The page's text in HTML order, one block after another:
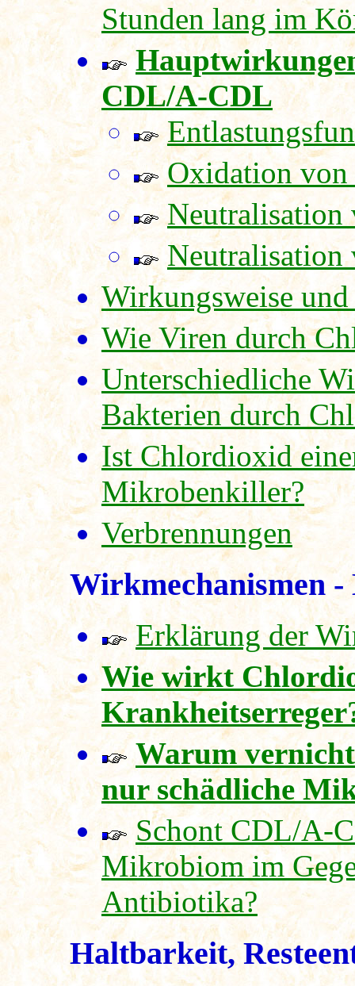
Stunden lang im
CDL/A-CDL
Oxidation von
Neutralisation
Wirkungsweise
Wie Viren durch
Unterschiedliche
Bakterien durch
Ist Chlordioxid
Mikrobenkiller?
Verbrennungen
Wirkmechanismen
Erklärung der
Wie wirkt
Warum
nur schädliche
Schont CDL/A-
Mikrobiom im
Antibiotika?
Haltbarkeit,